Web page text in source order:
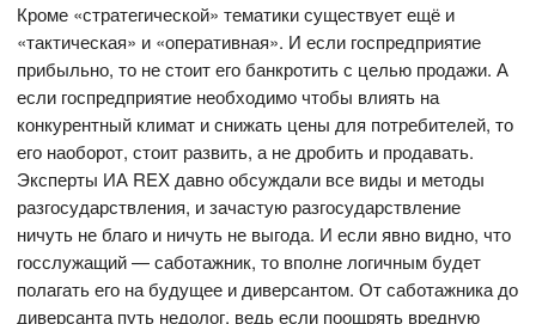
Кроме «стратегической» тематики существует ещё и
«тактическая» и «оперативная». И если госпредприятие
прибыльно, то не стоит его банкротить с целью продажи. А
если госпредприятие необходимо чтобы влиять на
конкурентный климат и снижать цены для потребителей, то
его наоборот, стоит развить, а не дробить и продавать.
Эксперты ИА REX давно обсуждали все виды и методы
разгосударствления, и зачастую разгосударствление
ничуть не благо и ничуть не выгода. И если явно видно, что
госслужащий — саботажник, то вполне логичным будет
полагать его на будущее и диверсантом. От саботажника до
диверсанта путь недолог, ведь если поощрять вредную